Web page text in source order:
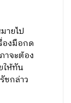
ายไป
องมือกด
าจะต้อง
ให้ทัน
ชกล่าว